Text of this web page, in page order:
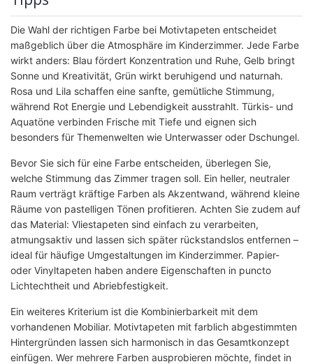
Die Wahl der richtigen Farbe bei Motivtapeten entscheidet
maßgeblich über die Atmosphäre im Kinderzimmer. Jede Farbe
wirkt anders: Blau fördert Konzentration und Ruhe, Gelb bringt
Sonne und Kreativität, Grün wirkt beruhigend und naturnah.
Rosa und Lila schaffen eine sanfte, gemütliche Stimmung,
während Rot Energie und Lebendigkeit ausstrahlt. Türkis- und
Aquatöne verbinden Frische mit Tiefe und eignen sich
besonders für Themenwelten wie Unterwasser oder Dschungel.
Bevor Sie sich für eine Farbe entscheiden, überlegen Sie,
welche Stimmung das Zimmer tragen soll. Ein heller, neutraler
Raum verträgt kräftige Farben als Akzentwand, während kleine
Räume von pastelligen Tönen profitieren. Achten Sie zudem auf
das Material: Vliestapeten sind einfach zu verarbeiten,
atmungsaktiv und lassen sich später rückstandslos entfernen –
ideal für häufige Umgestaltungen im Kinderzimmer. Papier-
oder Vinyltapeten haben andere Eigenschaften in puncto
Lichtechtheit und Abriebfestigkeit.
Ein weiteres Kriterium ist die Kombinierbarkeit mit dem
vorhandenen Mobiliar. Motivtapeten mit farblich abgestimmten
Hintergründen lassen sich harmonisch in das Gesamtkonzept
einfügen. Wer mehrere Farben ausprobieren möchte, findet in